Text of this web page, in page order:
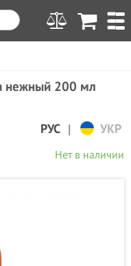
нежный 200 мл
РУС | УКР
Нет в наличии